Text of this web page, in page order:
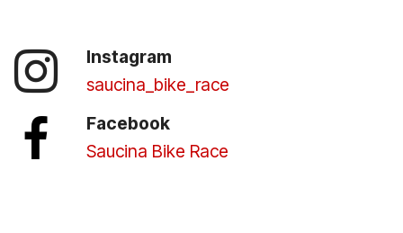
Instagram
saucina_bike_race
Facebook
Saucina Bike Race